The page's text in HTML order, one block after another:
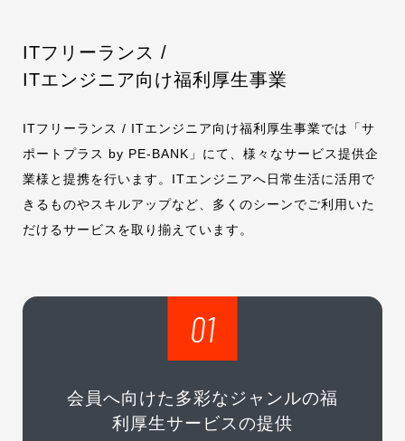
ITフリーランス /
ITエンジニア向け福利厚生事業
ITフリーランス / ITエンジニア向け福利厚生事業では「サ
ポートプラス by PE-BANK」にて、様々なサービス提供企
業様と提携を行います。ITエンジニアへ日常生活に活用で
きるものやスキルアップなど、多くのシーンでご利用いた
だけるサービスを取り揃えています。
01
会員へ向けた多彩なジャンルの福
利厚生サービスの提供